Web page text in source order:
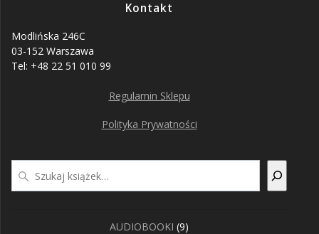
Kontakt
Modlińska 246C
03-152 Warszawa
Tel: +48 22 51 010 99
Regulamin Sklepu
Polityka Prywatności
AUDIOBOOKI 99